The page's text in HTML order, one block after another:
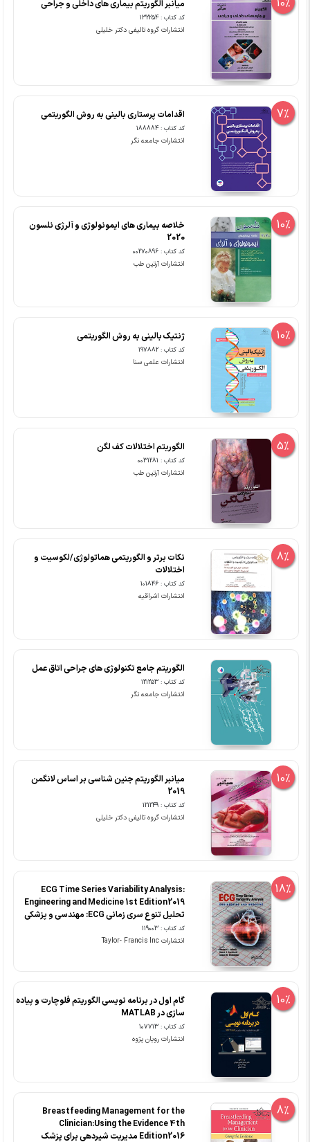
10% میانبر الگوریتم بیماری های داخلی و جراحی
کد کتاب : 132254
انتشارات گروه تالیفی دکتر خلیلی
7% اقدامات پرستاری بالینی به روش الگوریتمی
کد کتاب : 188884
انتشارات جامعه نگر
10%
خلاصه بیماری های ایمونولوژی و آلرژی نلسون
2020
کد کتاب : 00270896
انتشارات آرتین طب
10% ژنتیک بالینی به روش الگوریتمی
کد کتاب : 197882
انتشارات علمی سنا
5% الگوریتم اختلالات کف لگن
کد کتاب : 0031281
انتشارات آرتین طب
8%
نکات برتر و الگوریتمی هماتولوژی/لکوسیت و
اختلالات
کد کتاب : 101846
انتشارات اشراقیه
الگوریتم جامع تکنولوژی های جراحی اتاق عمل
کد کتاب : 121253
انتشارات جامعه نگر
10%
میانبر الگوریتم جنین شناسی بر اساس لانگمن
2019
کد کتاب : 121249
انتشارات گروه تالیفی دکتر خلیلی
18%
ECG Time Series Variability Analysis:
Engineering and Medicine 1st Edition2019
تحلیل تنوع سری زمانی ECG: مهندسی و پزشکی
کد کتاب : 119003
انتشارات Taylor- Francis Inc
10%
گام اول در برنامه نویسی الگوریتم فلوچارت و پیاده
سازی در MATLAB
کد کتاب : 107713
انتشارات رویان پژوه
8%
Breastfeeding Management for the
Clinician:Using the Evidence 4th
Edition2016 مدیریت شیردهی برای پزشک